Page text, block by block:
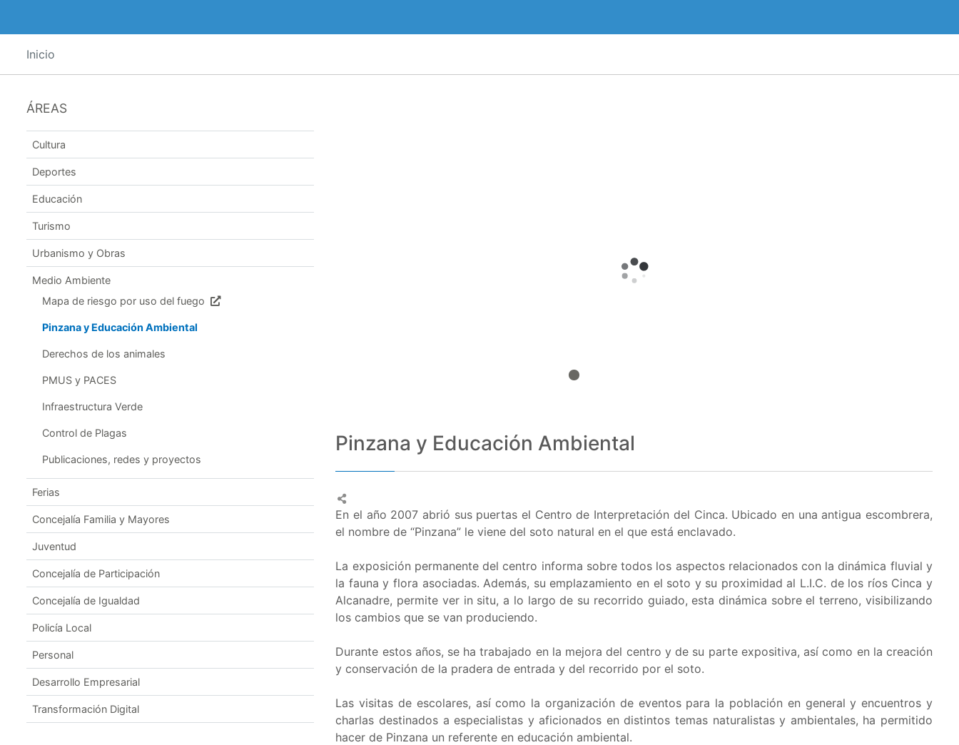
Inicio
ÁREAS
Cultura
Deportes
Educación
Turismo
Urbanismo y Obras
Medio Ambiente
Mapa de riesgo por uso del fuego
Pinzana y Educación Ambiental
Derechos de los animales
PMUS y PACES
Infraestructura Verde
Control de Plagas
Publicaciones, redes y proyectos
Ferias
Concejalía Familia y Mayores
Juventud
Concejalía de Participación
Concejalía de Igualdad
Policía Local
Personal
Desarrollo Empresarial
Transformación Digital
Pinzana y Educación Ambiental
En el año 2007 abrió sus puertas el Centro de Interpretación del Cinca. Ubicado en una antigua escombrera,
el nombre de “Pinzana” le viene del soto natural en el que está enclavado.
La exposición permanente del centro informa sobre todos los aspectos relacionados con la dinámica fluvial y
la fauna y flora asociadas. Además, su emplazamiento en el soto y su proximidad al L.I.C. de los ríos Cinca y
Alcanadre, permite ver in situ, a lo largo de su recorrido guiado, esta dinámica sobre el terreno, visibilizando
los cambios que se van produciendo.
Durante estos años, se ha trabajado en la mejora del centro y de su parte expositiva, así como en la creación
y conservación de la pradera de entrada y del recorrido por el soto.
Las visitas de escolares, así como la organización de eventos para la población en general y encuentros y
charlas destinados a especialistas y aficionados en distintos temas naturalistas y ambientales, ha permitido
hacer de Pinzana un referente en educación ambiental.